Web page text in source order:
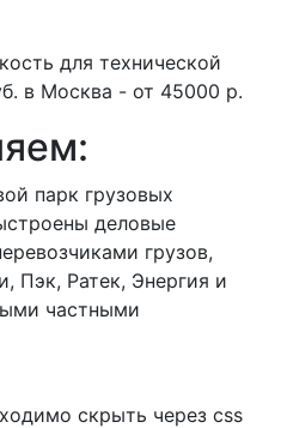
для технической
в Москва - от 45000 р.
парк грузовых
деловые
грузов,
Пэк, Ратек, Энергия и
частными
скрыть через css